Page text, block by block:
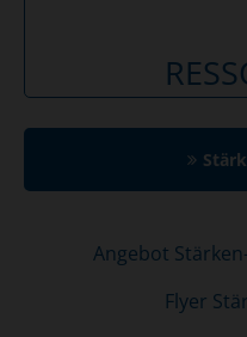
Angebot
Flyer